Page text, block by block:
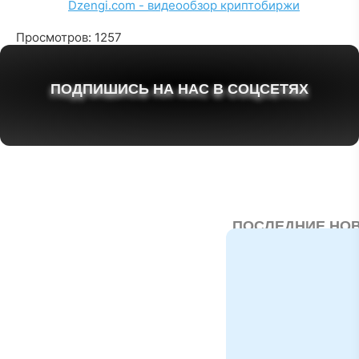
Dzengi.com - видеообзор криптобиржи
Просмотров: 1257
ПОДПИШИСЬ НА НАС В СОЦСЕТЯХ
ПОСЛЕДНИЕ